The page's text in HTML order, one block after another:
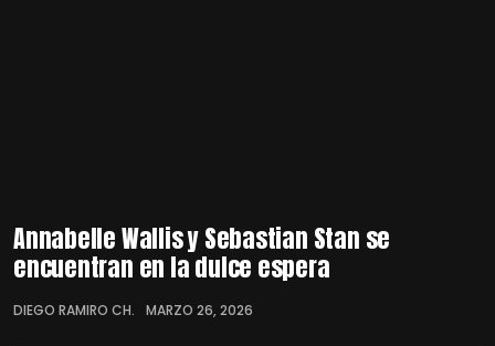
Annabelle Wallis y Sebastian Stan se
encuentran en la dulce espera
DIEGO RAMIRO CH. MARZO 26, 2026